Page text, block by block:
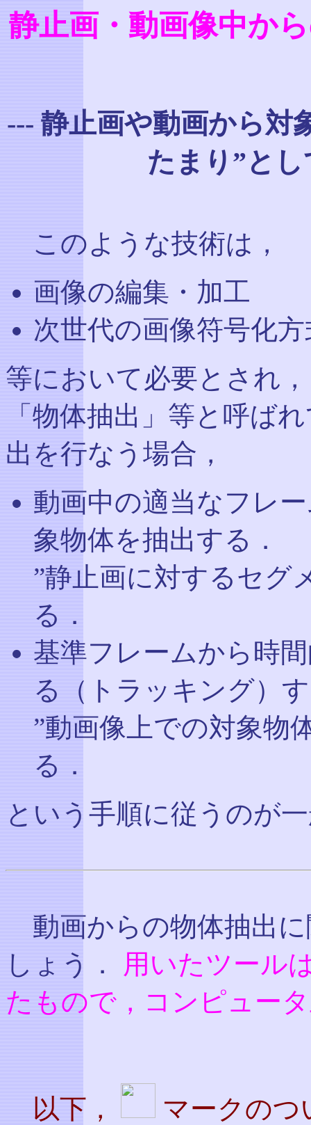
静止画・動画像中か
--- 静止画や動画から対
たまり”と
このような技術は，
画像の編集・加工
次世代の画像符号化
等において必要とされ
「物体抽出」等と呼ば
出を行なう場合，
動画中の適当なフレ
象物体を抽出する．
”静止画に対するセグ
る．
基準フレームから時
る（トラッキング）
”動画像上での対象物
る．
という手順に従うのが
動画からの物体抽出に
しょう．
用いたツール
たもので，コンピュー
以下，
マークのつ